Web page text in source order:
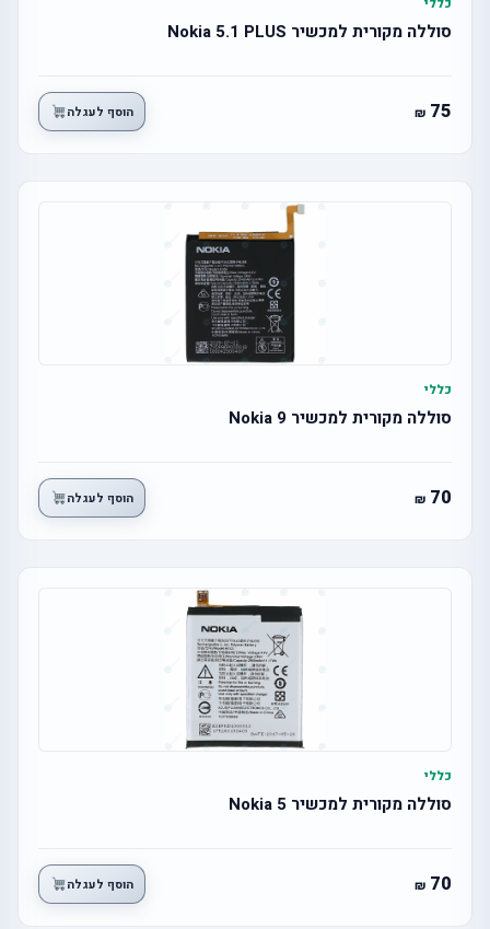
כללי
סוללה מקורית למכשיר Nokia 5.1 PLUS
75 הוסף לעגלה
כללי
סוללה מקורית למכשיר Nokia 9
70 הוסף לעגלה
כללי
סוללה מקורית למכשיר Nokia 5
70 הוסף לעגלה